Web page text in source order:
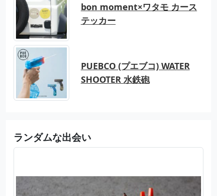
bon moment×ワタモ カース
テッカー
PUEBCO (プエブコ) WATER
SHOOTER 水鉄砲
ランダムな出会い